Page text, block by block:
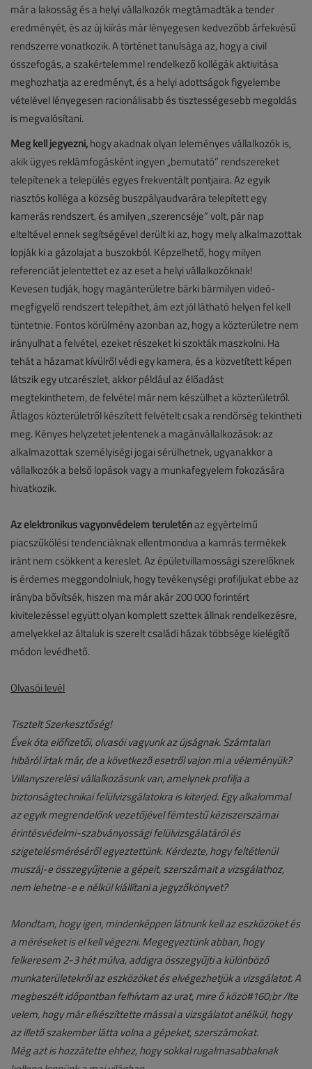
már a lakosság és a helyi vállalkozók megtámadták a tender
eredményét, és az új kiírás már lényegesen kedvezőbb árfekvésű
rendszerre vonatkozik. A történet tanulsága az, hogy a civil
összefogás, a szakértelemmel rendelkező kollégák aktivitása
meghozhatja az eredményt, és a helyi adottságok figyelembe
vételével lényegesen racionálisabb és tisztességesebb megoldás
is megvalósítani.
Meg kell jegyezni,hogy akadnak olyan leleményes vállalkozók is,
akik ügyes reklámfogásként ingyen „bemutató” rendszereket
telepítenek a település egyes frekventált pontjaira. Az egyik
riasztós kolléga a község buszpályaudvarára telepített egy
kamerás rendszert, és amilyen „szerencséje” volt, pár nap
elteltével ennek segítségével derült ki az, hogy mely alkalmazottak
lopják ki a gázolajat a buszokból. Képzelhető, hogy milyen
referenciát jelentettet ez az eset a helyi vállalkozóknak!
Kevesen tudják, hogy magánterületre bárki bármilyen videó-
megfigyelő rendszert telepíthet, ám ezt jól látható helyen fel kell
tüntetnie. Fontos körülmény azonban az, hogy a közterületre nem
irányulhat a felvétel, ezeket részeket ki szokták maszkolni. Ha
tehát a házamat kívülről védi egy kamera, és a közvetített képen
látszik egy utcarészlet, akkor például az élőadást
megtekinthetem, de felvétel már nem készülhet a közterületről.
Átlagos közterületről készített felvételt csak a rendőrség tekintheti
meg. Kényes helyzetet jelentenek a magánvállalkozások: az
alkalmazottak személyiségi jogai sérülhetnek, ugyanakkor a
vállalkozók a belső lopások vagy a munkafegyelem fokozására
hivatkozik.
Az elektronikus vagyonvédelem területénaz egyértelmű
piacszűkölési tendenciáknak ellentmondva a kamrás termékek
iránt nem csökkent a kereslet. Az épületvillamossági szerelőknek
is érdemes meggondolniuk, hogy tevékenységi profiljukat ebbe az
irányba bővítsék, hiszen ma már akár 200 000 forintért
kivitelezéssel együtt olyan komplett szettek állnak rendelkezésre,
amelyekkel az általuk is szerelt családi házak többsége kielégítő
módon levédhető.
Olvasói levél
Tisztelt Szerkesztőség!
Évek óta előfizetői, olvasói vagyunk az újságnak. Számtalan
hibáról írtak már, de a következő esetről vajon mi a véleményük?
Villanyszerelési vállalkozásunk van, amelynek profilja a
biztonságtechnikai felülvizsgálatokra is kiterjed. Egy alkalommal
az egyik megrendelőnk vezetőjével fémtestű kéziszerszámai
érintésvédelmi-szabványossági felülvizsgálatáról és
szigetelésméréséről egyeztettünk. Kérdezte, hogy feltétlenül
muszáj-e összegyűjtenie a gépeit, szerszámait a vizsgálathoz,
nem lehetne-e e nélkül kiállítani a jegyzőkönyvet?
Mondtam, hogy igen, mindenképpen látnunk kell az eszközöket és
a méréseket is el kell végezni. Megegyeztünk abban, hogy
felkeresem 2-3 hét múlva, addigra összegyűjti a különböző
munkaterületekről az eszközöket és elvégezhetjük a vizsgálatot. A
megbeszélt időpontban felhívtam az urat, mire ő közö#160;br /lte
velem, hogy már elkészíttette mással a vizsgálatot anélkül, hogy
az illető szakember látta volna a gépeket, szerszámokat.
Még azt is hozzátette ehhez, hogy sokkal rugalmasabbaknak